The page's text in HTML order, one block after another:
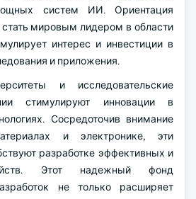
систем ИИ. Ориентация
мировым лидером в области
интерес и инвестиции в
и приложения.
и исследовательские
стимулируют инновации в
Сосредоточив внимание
и электронике, эти
разработке эффективных и
Этот надежный фонд
не только расширяет